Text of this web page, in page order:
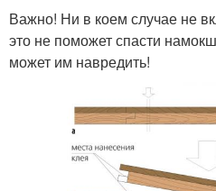
Важно! Ни в коем случае не
это не поможет спасти
может им навредить!